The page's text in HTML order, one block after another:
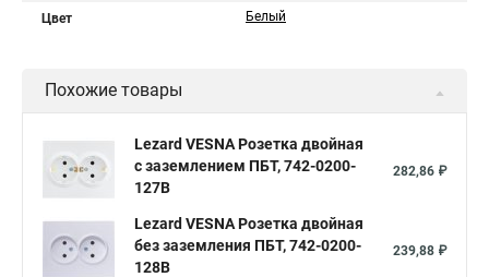
Цвет Белый
Похожие товары
Lezard VESNA Розетка двойная
с заземлением ПБТ, 742-0200-
127B
282,86 ₽
Lezard VESNA Розетка двойная
без заземления ПБТ, 742-0200-
128B
239,88 ₽